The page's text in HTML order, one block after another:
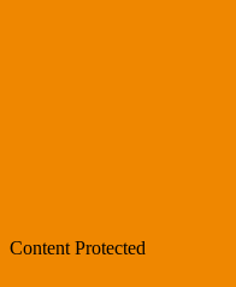
Content Protected